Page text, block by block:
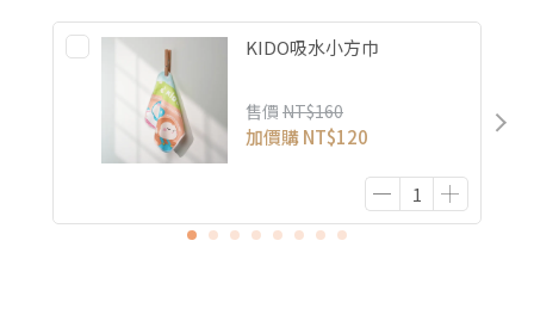
KIDO吸水小方巾
售價 NT$160
加價購NT$120